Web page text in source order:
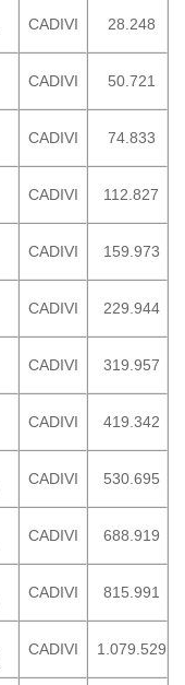
CADIVI 28.248
CADIVI 50.721
CADIVI 74.833
CADIVI 112.827
CADIVI 159.973
CADIVI 229.944
CADIVI 319.957
CADIVI 419.342
CADIVI 530.695
CADIVI 688.919
CADIVI 815.991
CADIVI 1.079.529